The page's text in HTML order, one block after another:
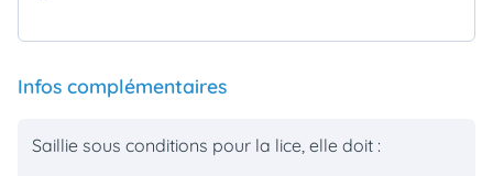
Infos complémentaires
Saillie sous conditions pour la lice, elle doit :